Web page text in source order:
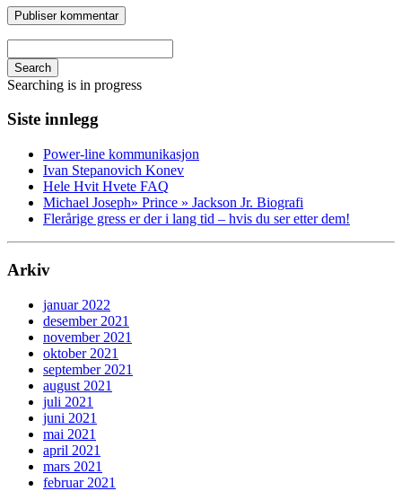
Search
Searching is in progress
Siste innlegg
Power-line kommunikasjon
Ivan Stepanovich Konev
Hele Hvit Hvete FAQ
Michael Joseph» Prince » Jackson Jr. Biografi
Flerårige gress er der i lang tid – hvis du ser etter dem!
Arkiv
januar 2022
desember 2021
november 2021
oktober 2021
september 2021
august 2021
juli 2021
juni 2021
mai 2021
april 2021
mars 2021
februar 2021